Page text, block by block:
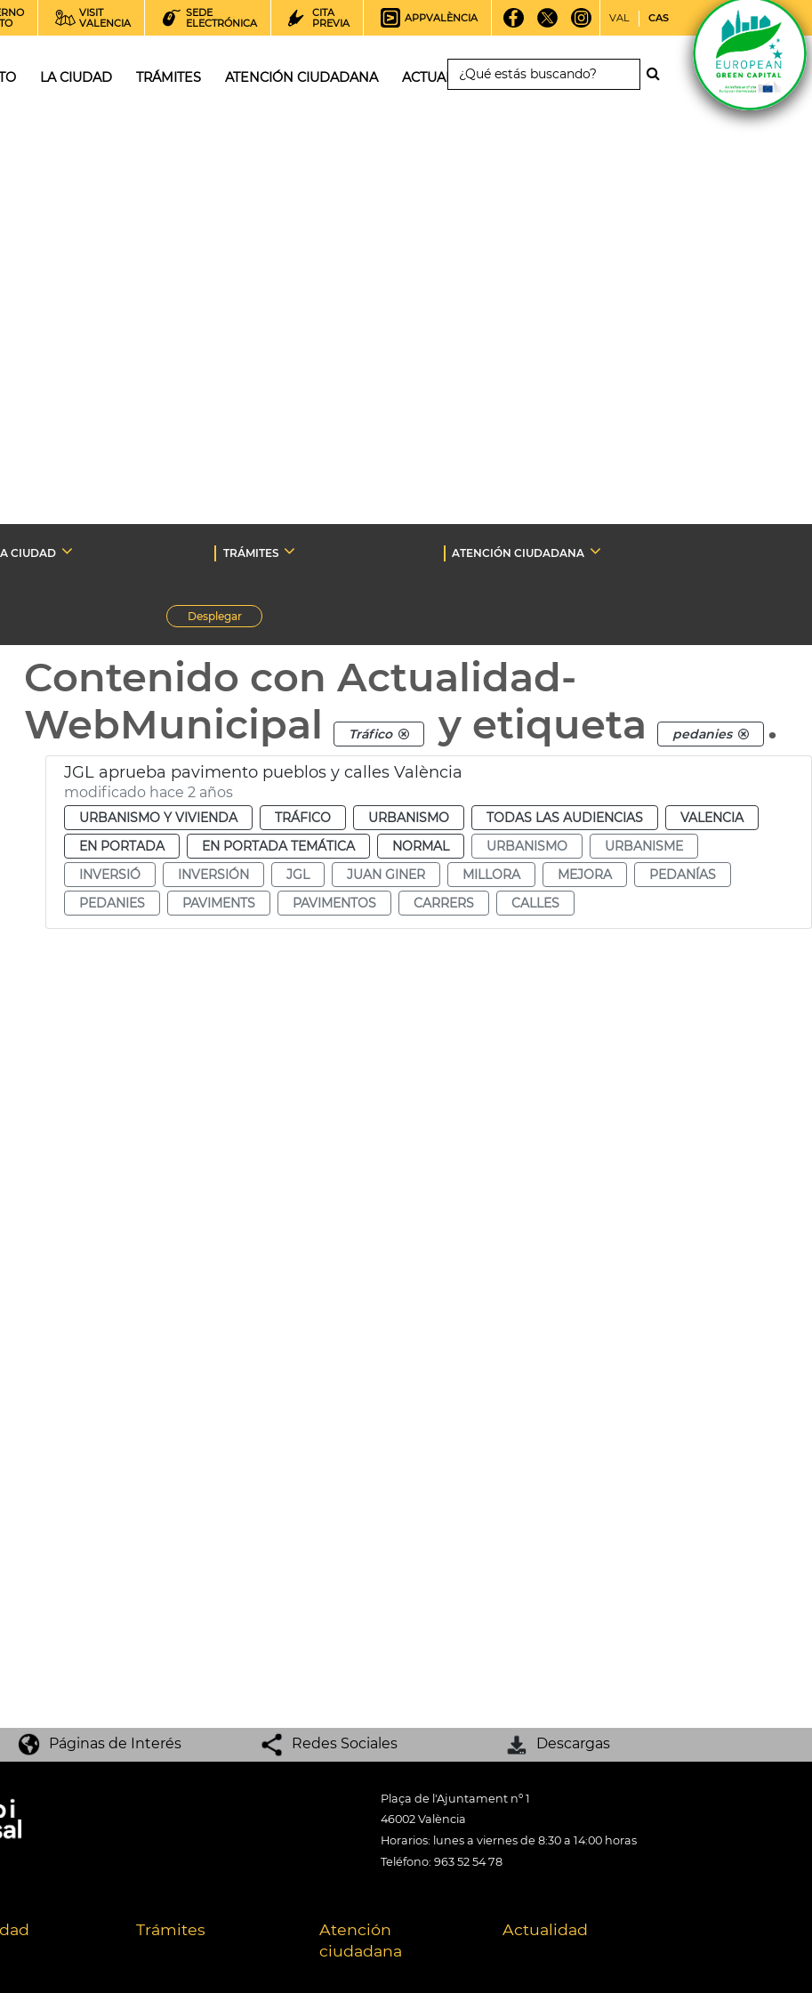
VISIT
VALENCIA
SEDE
ELECTRÓNICA
CITA
PREVIA
APPVALÈNCIA VAL CAS
LA CIUDAD TRÁMITES ATENCIÓN CIUDADANA ACTUALIDAD
CIUDAD TRÁMITES
ATENCIÓN CIUDADANA
Desplegar
Contenido con Actualidad-
WebMunicipal
Tráfico y etiqueta pedanies .
JGL aprueba pavimento pueblos y calles València
modificado hace 2 años
URBANISMO Y VIVIENDA TRÁFICO URBANISMO TODAS LAS AUDIENCIAS
VALENCIA
EN PORTADA
EN PORTADA TEMÁTICA NORMAL URBANISMO
URBANISME
INVERSIÓ
INVERSIÓN JGL JUAN GINER MILLORA MEJORA
PEDANÍAS
PEDANIES
PAVIMENTS PAVIMENTOS CARRERS CALLES
Páginas de Interés Redes Sociales Descargas
Plaça de l'Ajuntament nº 1
46002 València
Horarios: lunes a viernes de 8:30 a 14:00 horas
Teléfono: 963 52 54 78
Trámites
Atención
ciudadana
Actualidad